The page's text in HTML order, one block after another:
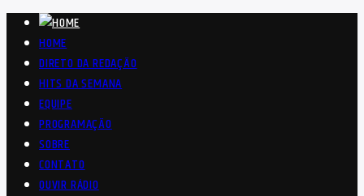
HOME
DIRETO DA REDAÇÃO
HITS DA SEMANA
EQUIPE
PROGRAMAÇÃO
SOBRE
CONTATO
OUVIR RÁDIO